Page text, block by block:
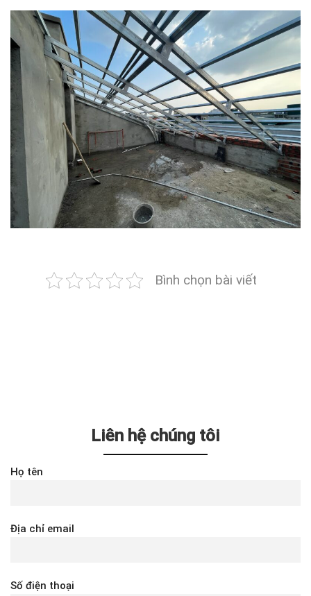
Bình chọn bài viết
Liên hệ chúng tôi
Họ tên
Địa chỉ email
Số điện thoại